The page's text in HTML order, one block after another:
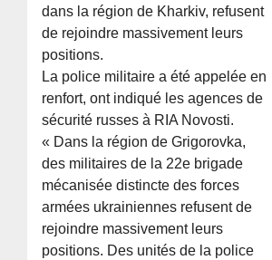
dans la région de Kharkiv, refusent
de rejoindre massivement leurs
positions.
La police militaire a été appelée en
renfort, ont indiqué les agences de
sécurité russes à RIA Novosti.
« Dans la région de Grigorovka,
des militaires de la 22e brigade
mécanisée distincte des forces
armées ukrainiennes refusent de
rejoindre massivement leurs
positions. Des unités de la police